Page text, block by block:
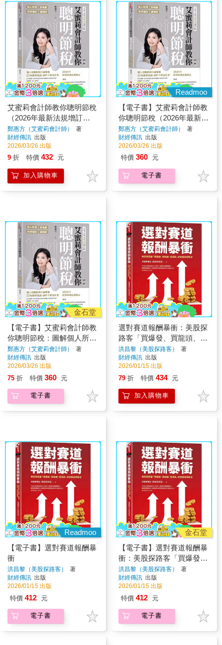
艾蜜莉會計師教你聰明節稅
（2026年最新法規增訂
版）：圖解個人所得、房地
產、投資理財、遺贈稅
鄭惠方（艾蜜莉會計師）
著
財經傳訊 出版
2026/03/26 出版
9 折 特價 432 元
加入購物車
Readmoo
【電子書】艾蜜莉會計師教
你聰明節稅（2026年最新法
規增訂版）
鄭惠方（艾蜜莉會計師）
著
財經傳訊 出版
2026/03/26 出版
特價 360 元
電子書
金石堂
【電子書】艾蜜莉會計師教
你聰明節稅：圖解個人所
得、房地產、投資理財、遺
贈稅
鄭惠方（艾蜜莉會計師）
著
財經傳訊 出版
2026/03/26 出版
75 折 特價 360 元
電子書
選對賽道報酬暴衝：美股探
路客「買爆發、買龍頭、買
成長」的創投級選股術
洪昌黎（美股探路客）
著
財經傳訊 出版
2026/01/15 出版
79 折 特價 434 元
加入購物車
Readmoo
【電子書】選對賽道報酬暴
衝
洪昌黎（美股探路客）
著
財經傳訊 出版
2026/01/15 出版
特價 412 元
電子書
金石堂
【電子書】選對賽道報酬暴
衝：美股探路客「買爆發、
買龍頭、買成長」的創投級
選股術
洪昌黎（美股探路客）
著
財經傳訊 出版
2026/01/15 出版
特價 412 元
電子書